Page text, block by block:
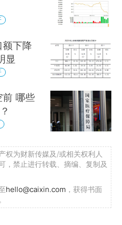
额下降
显
前 哪些
权为财新传媒及/或相关权利人
，禁止进行转载、摘编、复制及
hello@caixin.com ，获得书面